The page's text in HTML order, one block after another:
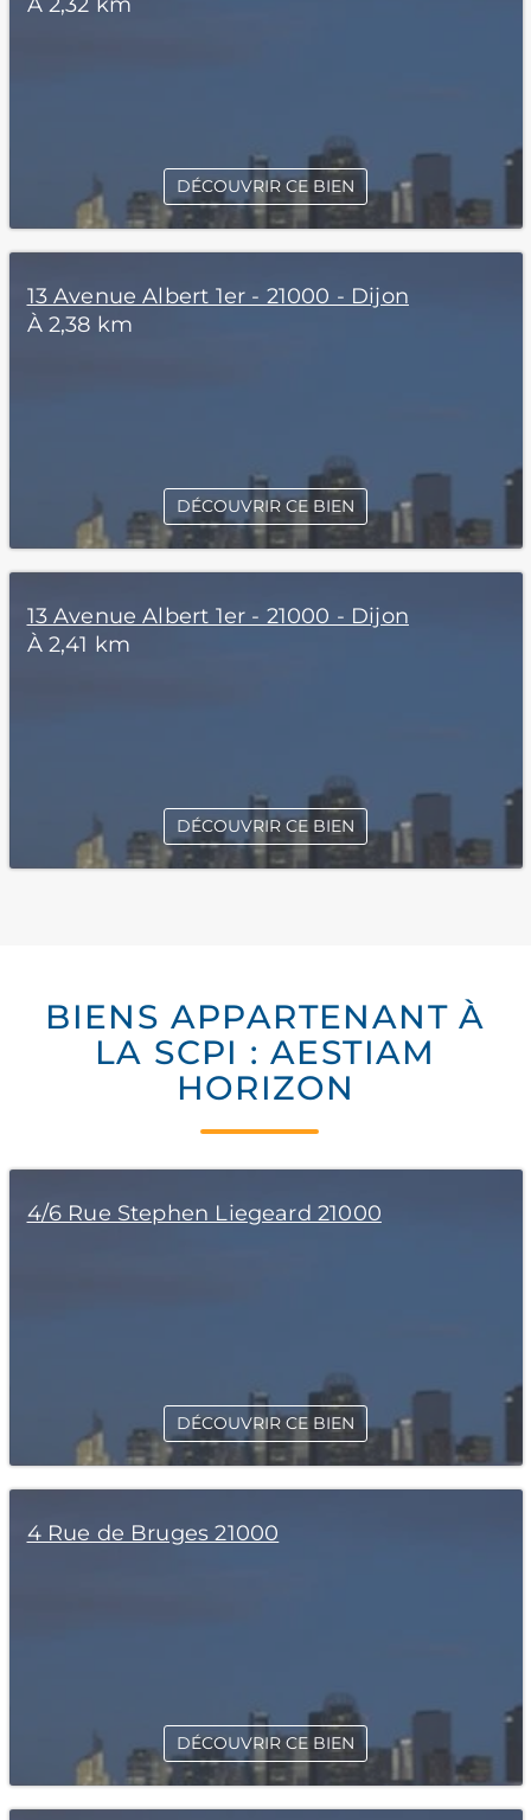
DÉCOUVRIR CE BIEN
13 Avenue Albert 1er - 21000 - Dijon
À 2,38 km
DÉCOUVRIR CE BIEN
13 Avenue Albert 1er - 21000 - Dijon
À 2,41 km
DÉCOUVRIR CE BIEN
BIENS APPARTENANT À
LA SCPI : AESTIAM
HORIZON
4/6 Rue Stephen Liegeard 21000
DÉCOUVRIR CE BIEN
4 Rue de Bruges 21000
DÉCOUVRIR CE BIEN